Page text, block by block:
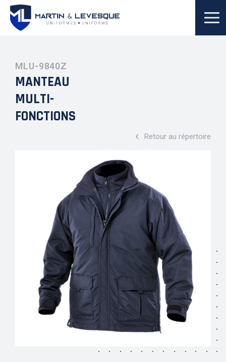
MANTEAU
MULTI-
FONCTIONS
MLU-9840Z
‹ Retour au répertoire